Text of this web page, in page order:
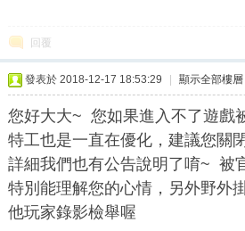
回覆
發表於 2018-12-17 18:53:29 顯示全部樓層
您好大大~ 您如果進入不了遊戲
特工也是一直在優化，建議您關
詳細我們也有公告說明了唷~ 被
特別能理解您的心情，另外野外
他玩家錄影檢舉喔